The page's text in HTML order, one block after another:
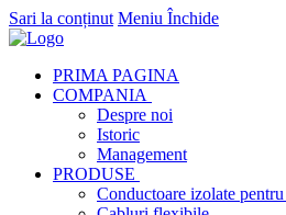
Sari la conținut Meniu Închide
PRIMA PAGINA
COMPANIA
Despre noi
Istoric
Management
PRODUSE
Conductoare izolate